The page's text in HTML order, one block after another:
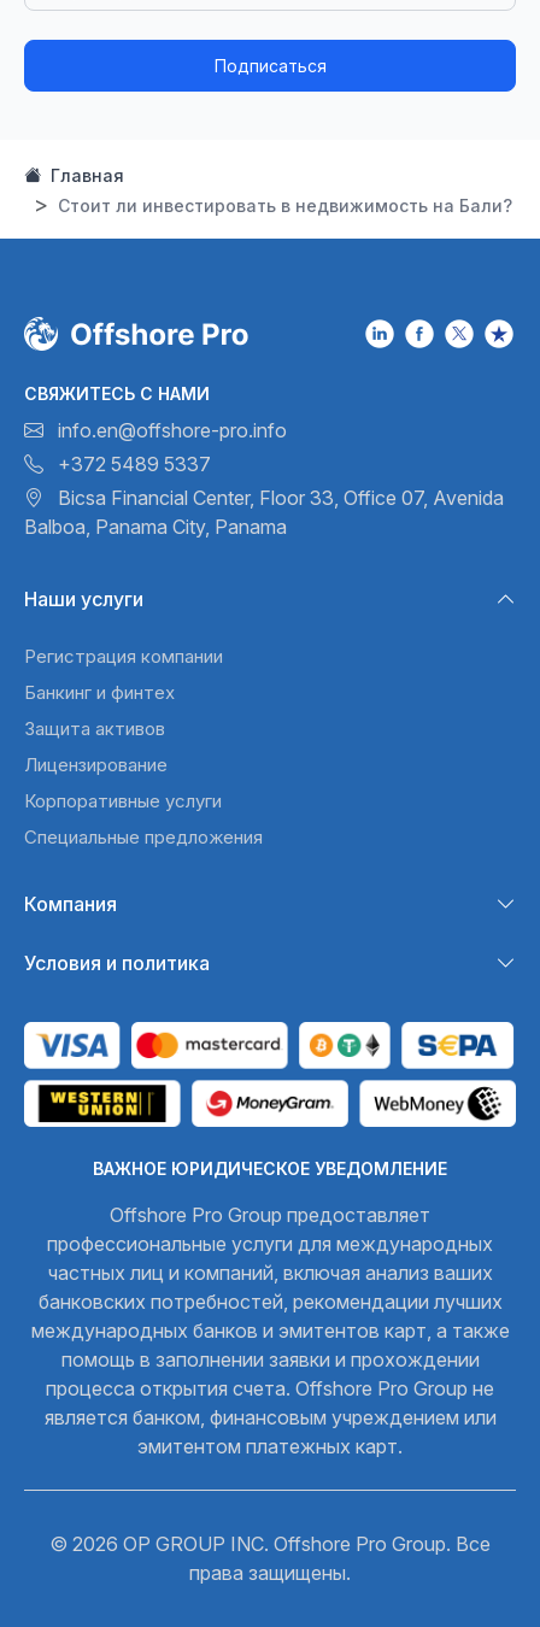
Подписаться
Главная
Стоит ли инвестировать в недвижимость на Бали?
СВЯЖИТЕСЬ С НАМИ
info.en@offshore-pro.info
+372 5489 5337
Bicsa Financial Center, Floor 33, Office 07, Avenida
Balboa, Panama City, Panama
Наши услуги
Регистрация компании
Банкинг и финтех
Защита активов
Лицензирование
Корпоративные услуги
Специальные предложения
Компания
Условия и политика
ВАЖНОЕ ЮРИДИЧЕСКОЕ УВЕДОМЛЕНИЕ
Offshore Pro Group предоставляет
профессиональные услуги для международных
частных лиц и компаний, включая анализ ваших
банковских потребностей, рекомендации лучших
международных банков и эмитентов карт, а также
помощь в заполнении заявки и прохождении
процесса открытия счета. Offshore Pro Group не
является банком, финансовым учреждением или
эмитентом платежных карт.
© 2026 OP GROUP INC. Offshore Pro Group. Все
права защищены.